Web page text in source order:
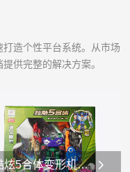
造个性平台系统。从市场
供完整的解决方案。
酷炫5合体变形机甲玩具变形金刚